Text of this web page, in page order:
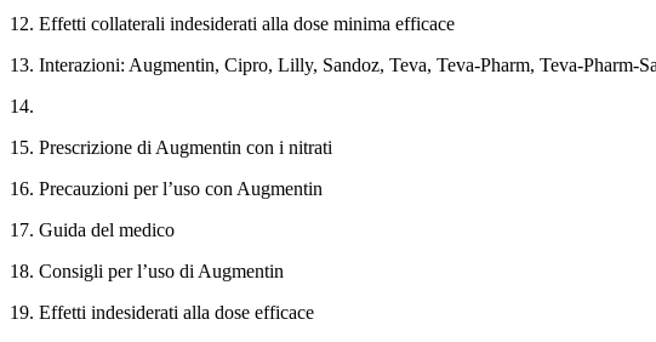
12. Effetti collaterali indesiderati alla dose minima efficace
13. Interazioni: Augmentin, Cipro, Lilly, Sandoz, Teva, Teva-Pharm, Teva-Pharm-
14.
15. Prescrizione di Augmentin con i nitrati
16. Precauzioni per l’uso con Augmentin
17. Guida del medico
18. Consigli per l’uso di Augmentin
19. Effetti indesiderati alla dose efficace